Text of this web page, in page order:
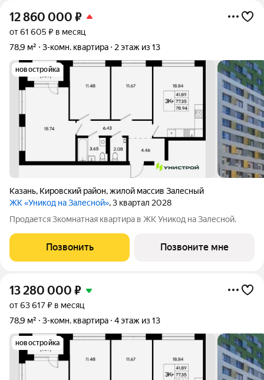
12 860 000 ₽
от 61 605 ₽ в месяц
78,9 м²
3-комн. квартира 2 этаж из 13
новостройка
Казань, Кировский район,жилой массив Залесный
ЖК «Уникод на Залесной», 3 квартал 2028
Продается 3комнатная квартира в ЖК Уникод на Залесной.
Позвонить Позвоните мне
13 280 000 ₽
от 63 617 ₽ в месяц
78,9 м²
3-комн. квартира 4 этаж из 13
новостройка